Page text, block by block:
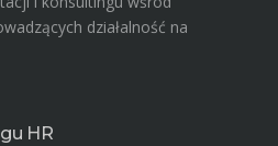
działalność na
HR